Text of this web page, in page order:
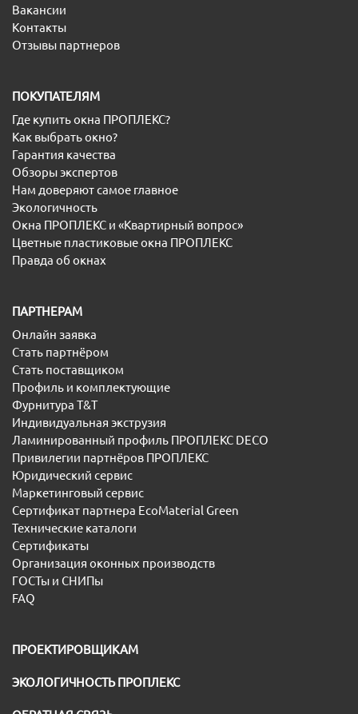
Вакансии
Контакты
Отзывы партнеров
ПОКУПАТЕЛЯМ
Где купить окна ПРОПЛЕКС?
Как выбрать окно?
Гарантия качества
Обзоры экспертов
Нам доверяют самое главное
Экологичность
Окна ПРОПЛЕКС и «Квартирный вопрос»
Цветные пластиковые окна ПРОПЛЕКС
Правда об окнах
ПАРТНЕРАМ
Онлайн заявка
Стать партнёром
Стать поставщиком
Профиль и комплектующие
Фурнитура T&T
Индивидуальная экструзия
Ламинированный профиль ПРОПЛЕКС DECO
Привилегии партнёров ПРОПЛЕКС
Юридический сервис
Маркетинговый сервис
Сертификат партнера EcoMaterial Green
Технические каталоги
Сертификаты
Организация оконных производств
ГОСТы и СНИПы
FAQ
ПРОЕКТИРОВЩИКАМ
ЭКОЛОГИЧНОСТЬ ПРОПЛЕКС